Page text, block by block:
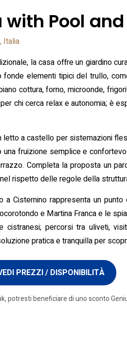
Pool
Italia
la casa offre un giardino
elementi tipici del trullo,
cottura, forno, microonde,
chi cerca relax e autonomia; è
a castello per sistemazioni
una fruizione semplice e
Completa la proposta un
rispetto delle regole della
Cisternino rappresenta un
e Martina Franca e le
percorsi tra uliveti,
pratica e tranquilla per
PREZZI / DISPONIBILITÀ
potresti beneficiare di uno sconto